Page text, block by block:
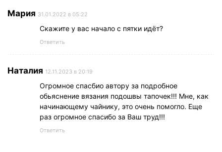
Мария 31.01.2022 в 05:22
Скажите у вас начало с пятки идёт?
Ответить
Наталия 12.11.2023 в 20:19
Огромное спасбио автору за подробное
обьяснение вязания подошвы тапочек!!! Мне, как
начинающему чайнику, это очень помогло. Еще
раз огромное спасибо за Ваш труд!!!
Ответить